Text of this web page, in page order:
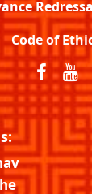
Code of